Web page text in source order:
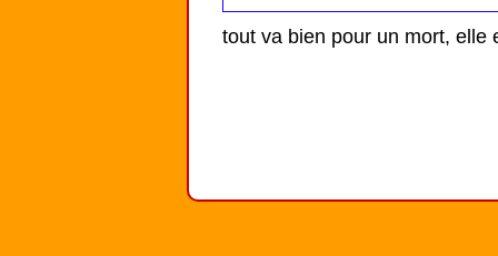
tout va bien pour un mort, elle